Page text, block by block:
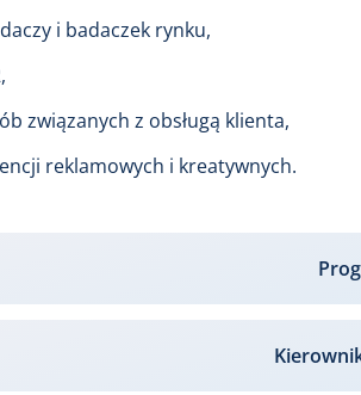
i badaczek rynku,
związanych z obsługą klienta,
reklamowych i kreatywnych.